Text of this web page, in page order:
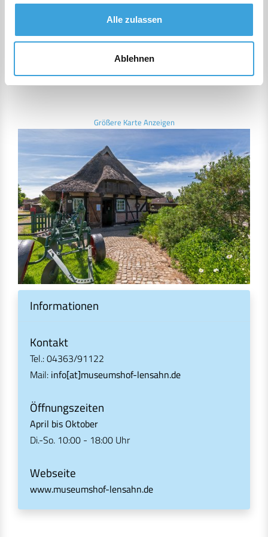
Alle zulassen
Ablehnen
Größere Karte Anzeigen
Informationen
Kontakt
Tel.: 04363/91122
Mail: info[at]museumshof-lensahn.de
Öffnungszeiten
April bis Oktober
Di.-So. 10:00 - 18:00 Uhr
Webseite
www.museumshof-lensahn.de